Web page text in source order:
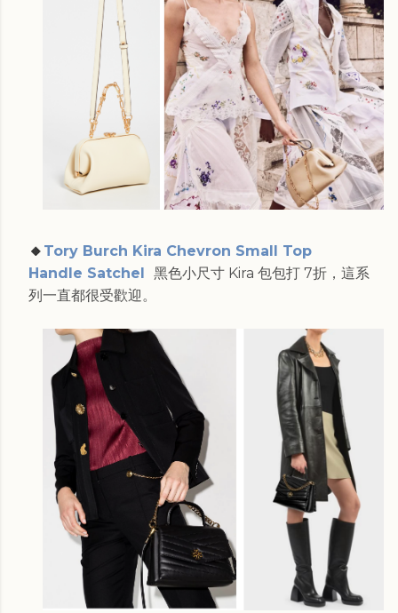
🔸 Tory Burch Kira Chevron Small Top
Handle Satchel 黑色小尺寸 Kira 包包打 7折，這系
列一直都很受歡迎。